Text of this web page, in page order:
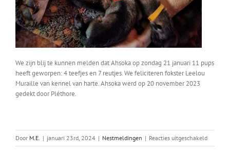
We zijn blij te kunnen melden dat Ahsoka op zondag 21 januari 11 pups
heeft geworpen: 4 teefjes en 7 reutjes. We feliciteren fokster Leelou
Muraille van kennel van harte. Ahsoka werd op 20 november 2023
gedekt door Pléthore.
Door M.E. | januari 23rd, 2024 | Nestmeldingen | Reacties uitgeschakeldvoor
Ahsoka’s